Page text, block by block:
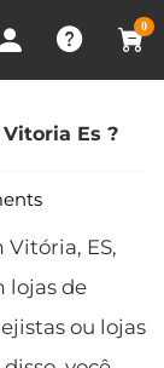
0
produtos (0)
Em Vitoria
Es ?
ES,
lojas de
ou lojas